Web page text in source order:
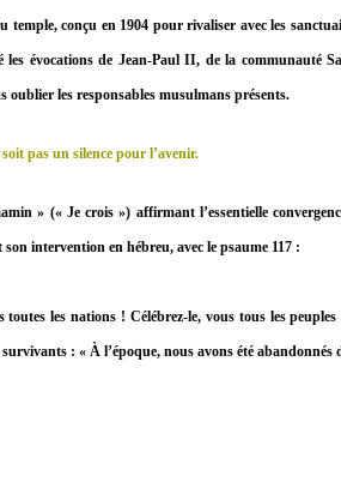
temple, conçu en 1904 pour rivaliser avec les
évocations de Jean-Paul II, de la communauté
oublier les responsables musulmans présents.
pas un silence pour l’avenir.
» (« Je crois ») affirmant l’essentielle
intervention en hébreu, avec le psaume 117 :
toutes les nations ! Célébrez-le, vous tous les
: « À l’époque, nous avons été abandonnés